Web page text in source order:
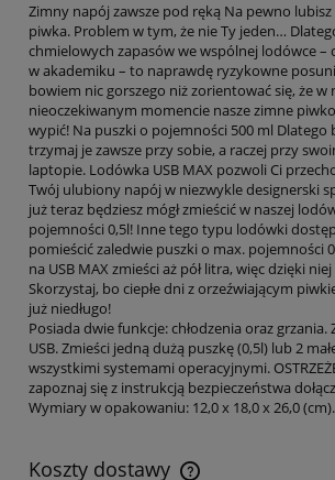
Zimny napój zawsze pod ręką Na pewno
piwka. Problem w tym, że nie Ty jeden…
chmielowych zapasów we wspólnej lodówce –
w akademiku – to naprawdę ryzykowne
bowiem nic gorszego niż zorientować się, że w
nieoczekiwanym momencie nasze zimne piwko
wypić! Na puszki o pojemności 500 ml Dlatego
trzymaj je zawsze przy sobie, a raczej przy
laptopie. Lodówka USB MAX pozwoli Ci
Twój ulubiony napój w niezwykle designerski
już teraz będziesz mógł zmieścić w naszej
pojemności 0,5l! Inne tego typu lodówki
pomieścić zaledwie puszki o max. pojemności
na USB MAX zmieści aż pół litra, więc dzięki
Skorzystaj, bo ciepłe dni z orzeźwiającym
już niedługo!
Posiada dwie funkcje: chłodzenia oraz
USB. Zmieści jedną dużą puszkę (0,5l) lub 2
wszystkimi systemami operacyjnymi.
zapoznaj się z instrukcją bezpieczeństwa
Wymiary w opakowaniu: 12,0 x 18,0 x 26,0
Koszty dostawy